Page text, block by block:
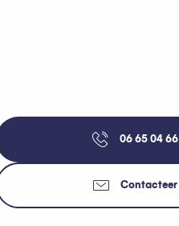
06 65 04 66
Contacteer